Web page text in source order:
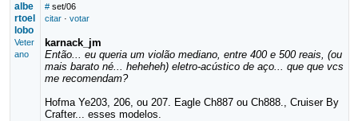
albe
rtoel
lobo
Veter
ano
# set/06
citar· votar
karnack_jm
Então... eu queria um violão mediano, entre 400 e 500 reais, (ou
mais barato né... heheheh) eletro-acústico de aço... que que vcs
me recomendam?
Hofma Ye203, 206, ou 207. Eagle Ch887 ou Ch888., Cruiser By
Crafter... esses modelos.